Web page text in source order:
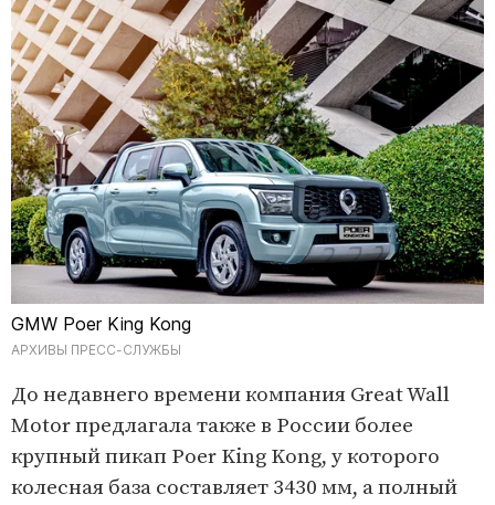
GMW Poer King Kong
АРХИВЫ ПРЕСС-СЛУЖБЫ
До недавнего времени компания Great Wall
Motor предлагала также в России более
крупный пикап Poer King Kong, у которого
колесная база составляет 3430 мм, а полный